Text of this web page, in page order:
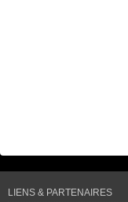
LIENS & PARTENAIRES